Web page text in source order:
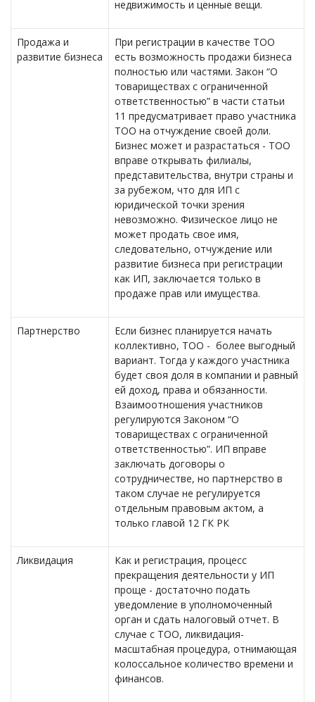
недвижимость и ценные вещи.
Продажа и
развитие бизнеса
При регистрации в качестве ТОО
есть возможность продажи бизнеса
полностью или частями. Закон “О
товариществах с ограниченной
ответственностью” в части статьи
11 предусматривает право участника
ТОО на отчуждение своей доли.
Бизнес может и разрастаться - ТОО
вправе открывать филиалы,
представительства, внутри страны и
за рубежом, что для ИП с
юридической точки зрения
невозможно. Физическое лицо не
может продать свое имя,
следовательно, отчуждение или
развитие бизнеса при регистрации
как ИП, заключается только в
продаже прав или имущества.
Партнерство
Если бизнес планируется начать
коллективно, ТОО - более выгодный
вариант. Тогда у каждого участника
будет своя доля в компании и равный
ей доход, права и обязанности.
Взаимоотношения участников
регулируются Законом “О
товариществах с ограниченной
ответственностью”. ИП вправе
заключать договоры о
сотрудничестве, но партнерство в
таком случае не регулируется
отдельным правовым актом, а
только главой 12 ГК РК
Ликвидация
Как и регистрация, процесс
прекращения деятельности у ИП
проще - достаточно подать
уведомление в уполномоченный
орган и сдать налоговый отчет. В
случае с ТОО, ликвидация-
масштабная процедура, отнимающая
колоссальное количество времени и
финансов.